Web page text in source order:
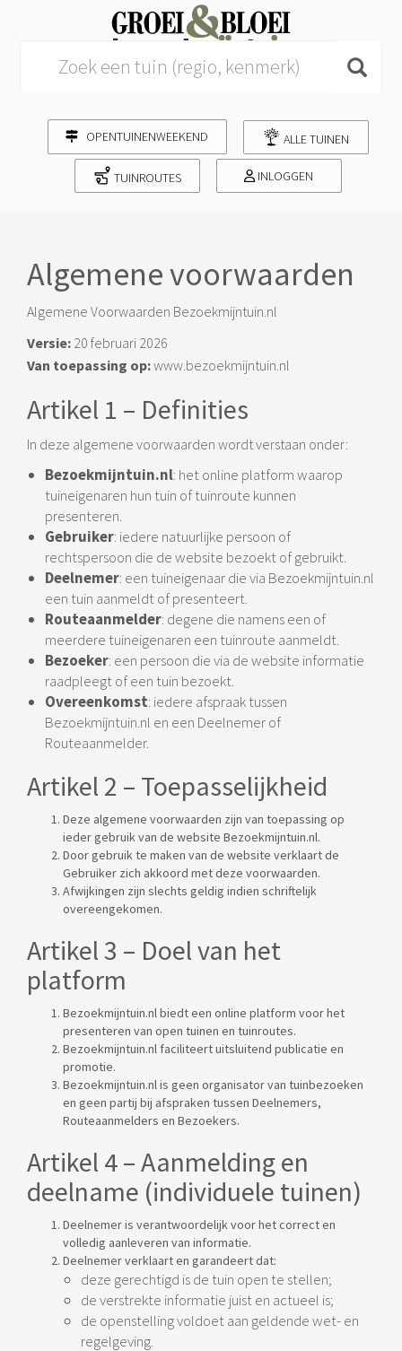
OPENTUINENWEEKEND ALLE TUINEN
TUINROUTES INLOGGEN
Algemene voorwaarden
Algemene Voorwaarden Bezoekmijntuin.nl
Versie: 20 februari 2026
Van toepassing op:www.bezoekmijntuin.nl
Artikel 1 – Definities
In deze algemene voorwaarden wordt verstaan onder:
Bezoekmijntuin.nl: het online platform waarop
tuineigenaren hun tuin of tuinroute kunnen
presenteren.
Gebruiker: iedere natuurlijke persoon of
rechtspersoon die de website bezoekt of gebruikt.
Deelnemer: een tuineigenaar die via Bezoekmijntuin.nl
een tuin aanmeldt of presenteert.
Routeaanmelder: degene die namens een of
meerdere tuineigenaren een tuinroute aanmeldt.
Bezoeker: een persoon die via de website informatie
raadpleegt of een tuin bezoekt.
Overeenkomst: iedere afspraak tussen
Bezoekmijntuin.nl en een Deelnemer of
Routeaanmelder.
Artikel 2 – Toepasselijkheid
Deze algemene voorwaarden zijn van toepassing op
ieder gebruik van de website Bezoekmijntuin.nl.
Door gebruik te maken van de website verklaart de
Gebruiker zich akkoord met deze voorwaarden.
Afwijkingen zijn slechts geldig indien schriftelijk
overeengekomen.
Artikel 3 – Doel van het
platform
Bezoekmijntuin.nl biedt een online platform voor het
presenteren van open tuinen en tuinroutes.
Bezoekmijntuin.nl faciliteert uitsluitend publicatie en
promotie.
Bezoekmijntuin.nl is geen organisator van tuinbezoeken
en geen partij bij afspraken tussen Deelnemers,
Routeaanmelders en Bezoekers.
Artikel 4 – Aanmelding en
deelname (individuele tuinen)
Deelnemer is verantwoordelijk voor het correct en
volledig aanleveren van informatie.
Deelnemer verklaart en garandeert dat:
deze gerechtigd is de tuin open te stellen;
de verstrekte informatie juist en actueel is;
de openstelling voldoet aan geldende wet- en
regelgeving.